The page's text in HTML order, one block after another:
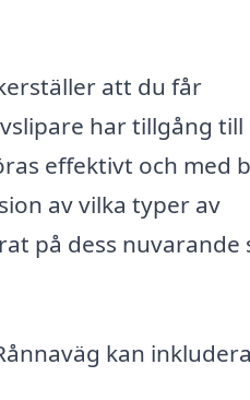
att du får
har tillgång till
effektivt och med
av vilka typer av
på dess nuvarande
kan